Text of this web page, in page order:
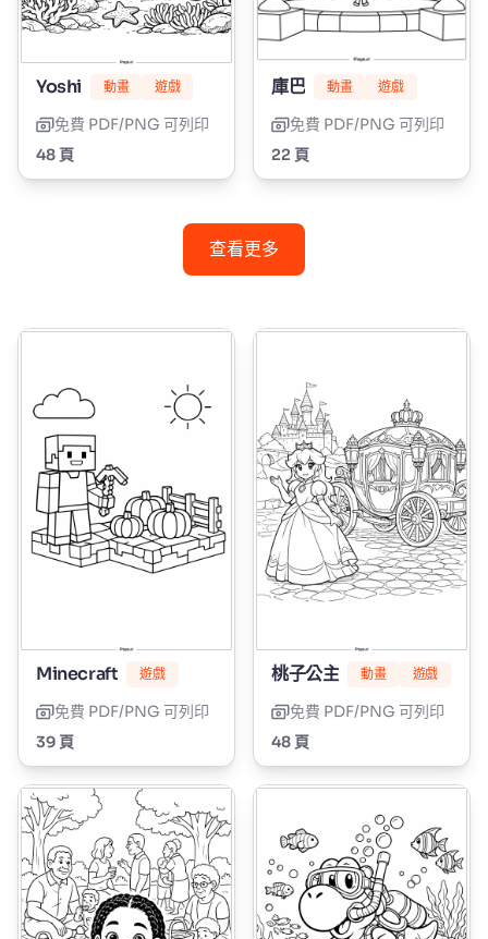
Yoshi 動畫 遊戲
免費 PDF/PNG 可列印
48 頁
庫巴 動畫 遊戲
免費 PDF/PNG 可列印
22 頁
查看更多
Minecraft 遊戲
免費 PDF/PNG 可列印
39 頁
桃子公主 動畫 遊戲
免費 PDF/PNG 可列印
48 頁